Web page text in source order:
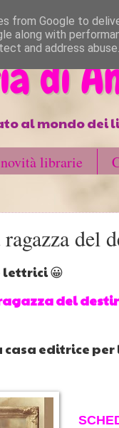
di
al mondo dei
librarie
del
😀
del
casa editrice
from Google to
along with
and address abuse.